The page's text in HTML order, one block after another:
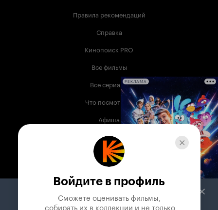
Правила рекомендаций
Справка
Кинопоиск PRO
Все фильмы
Все сериалы
Что посмотреть
Афиша
Музыка
Телепрограмма
Служба поддержки
РЕКЛАМА
Войдите в профиль
Сможете оценивать фильмы,
собирать их в коллекции и не только